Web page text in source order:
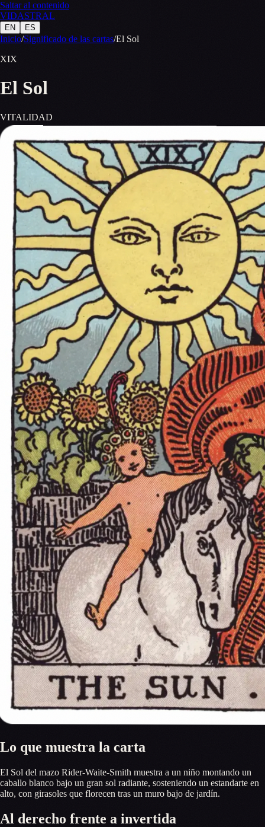
Saltar al contenido
VIDASTRAL
EN ES
Inicio/Significado de las cartas/El Sol
XIX
El Sol
VITALIDAD
Lo que muestra la carta
El Sol del mazo Rider-Waite-Smith muestra a un niño montando un
caballo blanco bajo un gran sol radiante, sosteniendo un estandarte en
alto, con girasoles que florecen tras un muro bajo de jardín.
Al derecho frente a invertida